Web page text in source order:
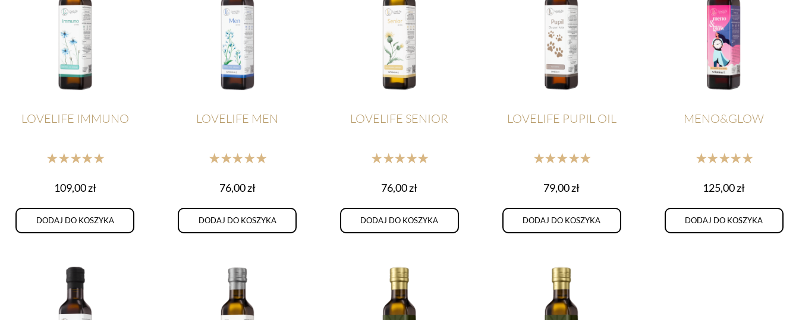
LOVELIFE IMMUNO
★★★★★
109,00zł
DODAJ DO KOSZYKA
LOVELIFE MEN
★★★★★
76,00zł
DODAJ DO KOSZYKA
LOVELIFE SENIOR
★★★★★
76,00zł
DODAJ DO KOSZYKA
LOVELIFE PUPIL OIL
★★★★★
79,00zł
DODAJ DO KOSZYKA
MENO&GLOW
★★★★★
125,00zł
DODAJ DO KOSZYKA